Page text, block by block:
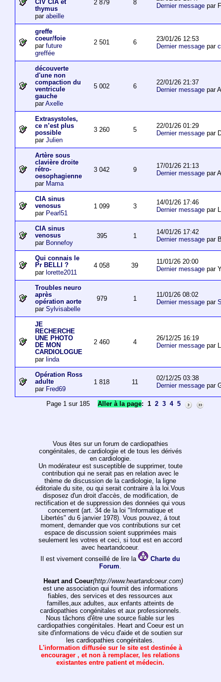
CIV CIA et
thymus
par abeille
2 879 8
Dernier messagepar
greffe
coeur/foie
par future
greffée
2 501 6
23/01/26 12:53
Dernier messagepar
découverte
d'une non
compaction du
ventricule
gauche
parAxelle
5 002 6
22/01/26 21:37
Dernier messagepar
Extrasystoles,
ce n’est plus
possible
par Julien
3 260 5
22/01/26 01:29
Dernier messagepar
Artère sous
clavière droite
rétro-
oesophagienne
par Mama
3 042 9
17/01/26 21:13
Dernier messagepar
CIA sinus
venosus
par Pearl51
1 099 3
14/01/26 17:46
Dernier messagepar
CIA sinus
venosus
par Bonnefoy
395 1
14/01/26 17:42
Dernier messagepar
Qui connais le
Pr BELLI ?
par lorette2011
4 058 39
11/01/26 20:00
Dernier messagepar
Troubles neuro
après
opération aorte
par Sylvisabelle
979 1
11/01/26 08:02
Dernier messagepar
JE
RECHERCHE
UNE PHOTO
DE MON
CARDIOLOGUE
par linda
2 460 4
26/12/25 16:19
Dernier messagepar
Opération Ross
adulte
par Fred69
1 818 11
02/12/25 03:38
Dernier messagepar
Page 1 sur 185Aller à la page: 1 2 3 4 5
Vous êtes sur un forum de cardiopathies
congénitales, de cardiologie et de tous les dérivés
en cardiologie.
Un modérateur est susceptible de supprimer, toute
contribution qui ne serait pas en relation avec le
thème de discussion de la cardiologie, la ligne
éditoriale du site, ou qui serait contraire à la loi.Vous
disposez d'un droit d'accès, de modification, de
rectification et de suppression des données qui vous
concernent (art. 34 de la loi "Informatique et
Libertés" du 6 janvier 1978). Vous pouvez, á tout
moment, demander que vos contributions sur cet
espace de discussion soient supprimées mais
seulement les votres et ceci, si tout est en accord
avec heartandcoeur.
Il est vivement conseillé de lire la
Charte du
Forum.
Heart and Coeur(http://www.heartandcoeur.com)
est une association qui fournit des informations
fiables, des services et des ressources aux
familles,aux adultes, aux enfants atteints de
cardiopathies congénitales et aux professionnels.
Nous tâchons d'être une source fiable sur les
cardiopathies congénitales. Heart and Coeur est un
site d'informations de vécu d'aide et de soutien sur
les cardiopathies congénitales.
L'information diffusée sur le site est destinée à
encourager , et non à remplacer, les relations
existantes entre patient et médecin.